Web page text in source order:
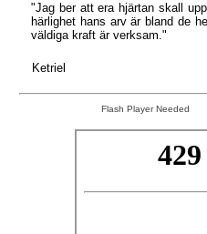
"Jag ber att era hjärtan skall
härlighet hans arv är bland de
väldiga kraft är verksam."
Ketriel
Flash Player Needed